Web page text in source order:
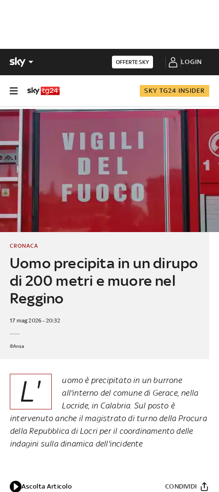
OFFERTE SKY LOGIN
SKY TG24 INSIDER
Uomo precipita in un dirupo
di 200 metri e muore nel
Reggino
CRONACA
17 mag 2026 - 20:32
©Ansa
L'
uomo è precipitato in un burrone
all'interno del comune di Gerace, nella
Locride, in Calabria. Sul posto è
intervenuto anche il magistrato di turno della Procura
della Repubblica di Locri per il coordinamento delle
indagini sulla dinamica dell'incidente
Ascolta Articolo
CONDIVIDI